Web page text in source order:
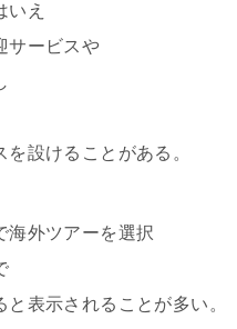
いえ
サービスや
設けることがある。
海外ツアーを選択
表示されることが多い。